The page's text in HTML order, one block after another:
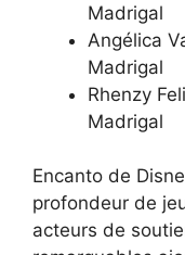
Madrigal
Angélica
Madrigal
Rhenzy
Madrigal
Encanto de
profondeur de
acteurs de